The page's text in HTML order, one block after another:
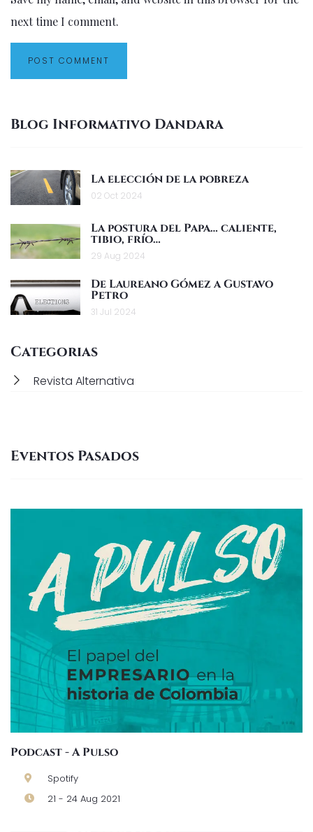
Blog Informativo Dandara
La elección de la pobreza
02 Oct 2024
La postura del Papa… caliente,
tibio, frío…
29 Aug 2024
De Laureano Gómez a Gustavo
Petro
31 Jul 2024
Categorias
Revista Alternativa
Eventos Pasados
Podcast - A Pulso
Spotify
21 - 24 Aug 2021
next time I comment.